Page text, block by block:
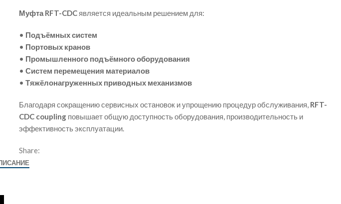
Муфта RFT-CDCявляется идеальным решением для:
• Подъёмных систем
• Портовых кранов
• Промышленного подъёмного оборудования
• Систем перемещения материалов
• Тяжёлонагруженных приводных механизмов
Благодаря сокращению сервисных остановок и упрощению процедур обслуживания, RFT-
CDC couplingповышает общую доступность оборудования, производительность и
эффективность эксплуатации.
Share: